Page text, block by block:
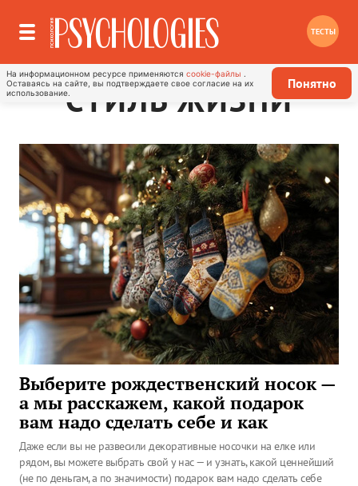
ТЕСТЫ
На информационном ресурсе применяются cookie-файлы
Оставаясь на сайте, вы подтверждаете свое согласие на их
использование.
Понятно
СТИЛЬ ЖИЗНИ
Выберите рождественский носок —
а мы расскажем, какой подарок
вам надо сделать себе и как
Даже если вы не развесили декоративные носочки на елке или
рядом, вы можете выбрать свой у нас — и узнать, какой ценнейший
(не по деньгам, а по значимости) подарок вам надо сделать себе